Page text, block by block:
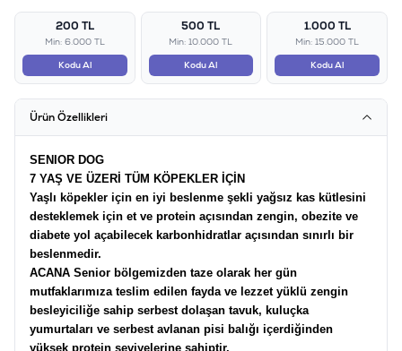
200 TL
Min: 6.000 TL
Kodu Al
500 TL
Min: 10.000 TL
Kodu Al
1.000 TL
Min: 15.000 TL
Kodu Al
Ürün Özellikleri
SENIOR DOG
7 YAŞ VE ÜZERİ TÜM KÖPEKLER İÇİN
Yaşlı köpekler için en iyi beslenme şekli yağsız kas kütlesini
desteklemek için et ve protein açısından zengin, obezite ve
diabete yol açabilecek karbonhidratlar açısından sınırlı bir
beslenmedir.
ACANA Senior bölgemizden taze olarak her gün
mutfaklarımıza teslim edilen fayda ve lezzet yüklü zengin
besleyiciliğe sahip serbest dolaşan tavuk, kuluçka
yumurtaları ve serbest avlanan pisi balığı içerdiğinden
yüksek protein seviyelerine sahiptir.